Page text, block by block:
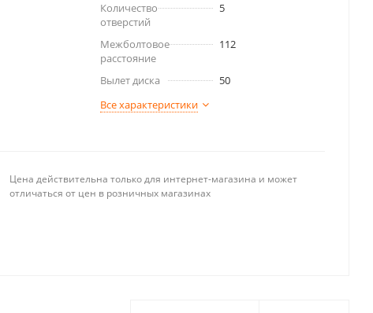
Количество
отверстий
5
Межболтовое
расстояние
112
Вылет диска
50
Все характеристики
Цена действительна только для интернет-магазина и может
отличаться от цен в розничных магазинах